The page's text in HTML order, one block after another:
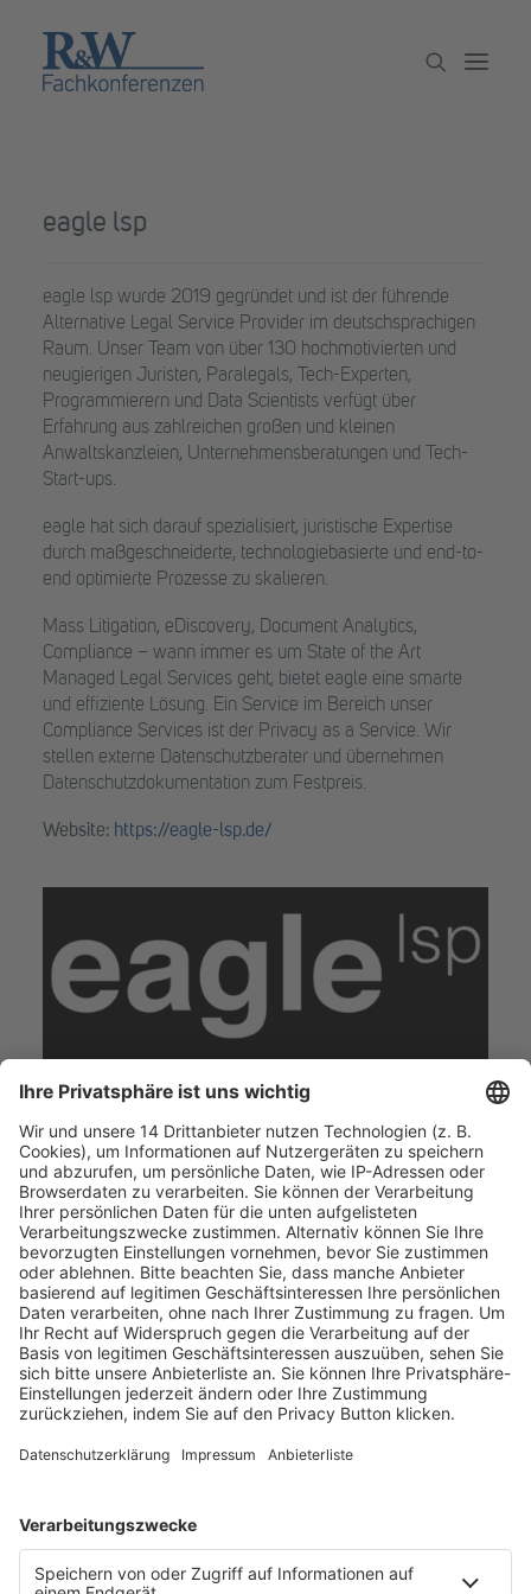
Archiv
eagle lsp
eagle lsp wurde 2019 gegründet und ist der führende
Alternative Legal Service Provider im deutschsprachigen
Raum. Unser Team von über 130 hochmotivierten und
neugierigen Juristen, Paralegals, Tech-Experten,
Programmierern und Data Scientists verfügt über
Erfahrung aus zahlreichen großen und kleinen
Anwaltskanzleien, Unternehmensberatungen und Tech-
Start-ups.
eagle hat sich darauf spezialisiert, juristische Expertise
durch maßgeschneiderte, technologiebasierte und end-to-
end optimierte Prozesse zu skalieren.
Mass Litigation, eDiscovery, Document Analytics,
Compliance – wann immer es um State of the Art
Managed Legal Services geht, bietet eagle eine smarte
und effiziente Lösung. Ein Service im Bereich unser
Compliance Services ist der Privacy as a Service. Wir
stellen externe Datenschutzberater und übernehmen
Datenschutzdokumentation zum Festpreis.
Website: https://eagle-lsp.de/
Fachmedien Recht und Wirtschaft
Ein Fachbereich der
dfv Mediengruppe
Mainzer Landstr. 251
60326 Frankfurt am Main
E-Mail:info@ruw.de
Web:https://www.ruw.de
AGB
Datenschutzerklärung